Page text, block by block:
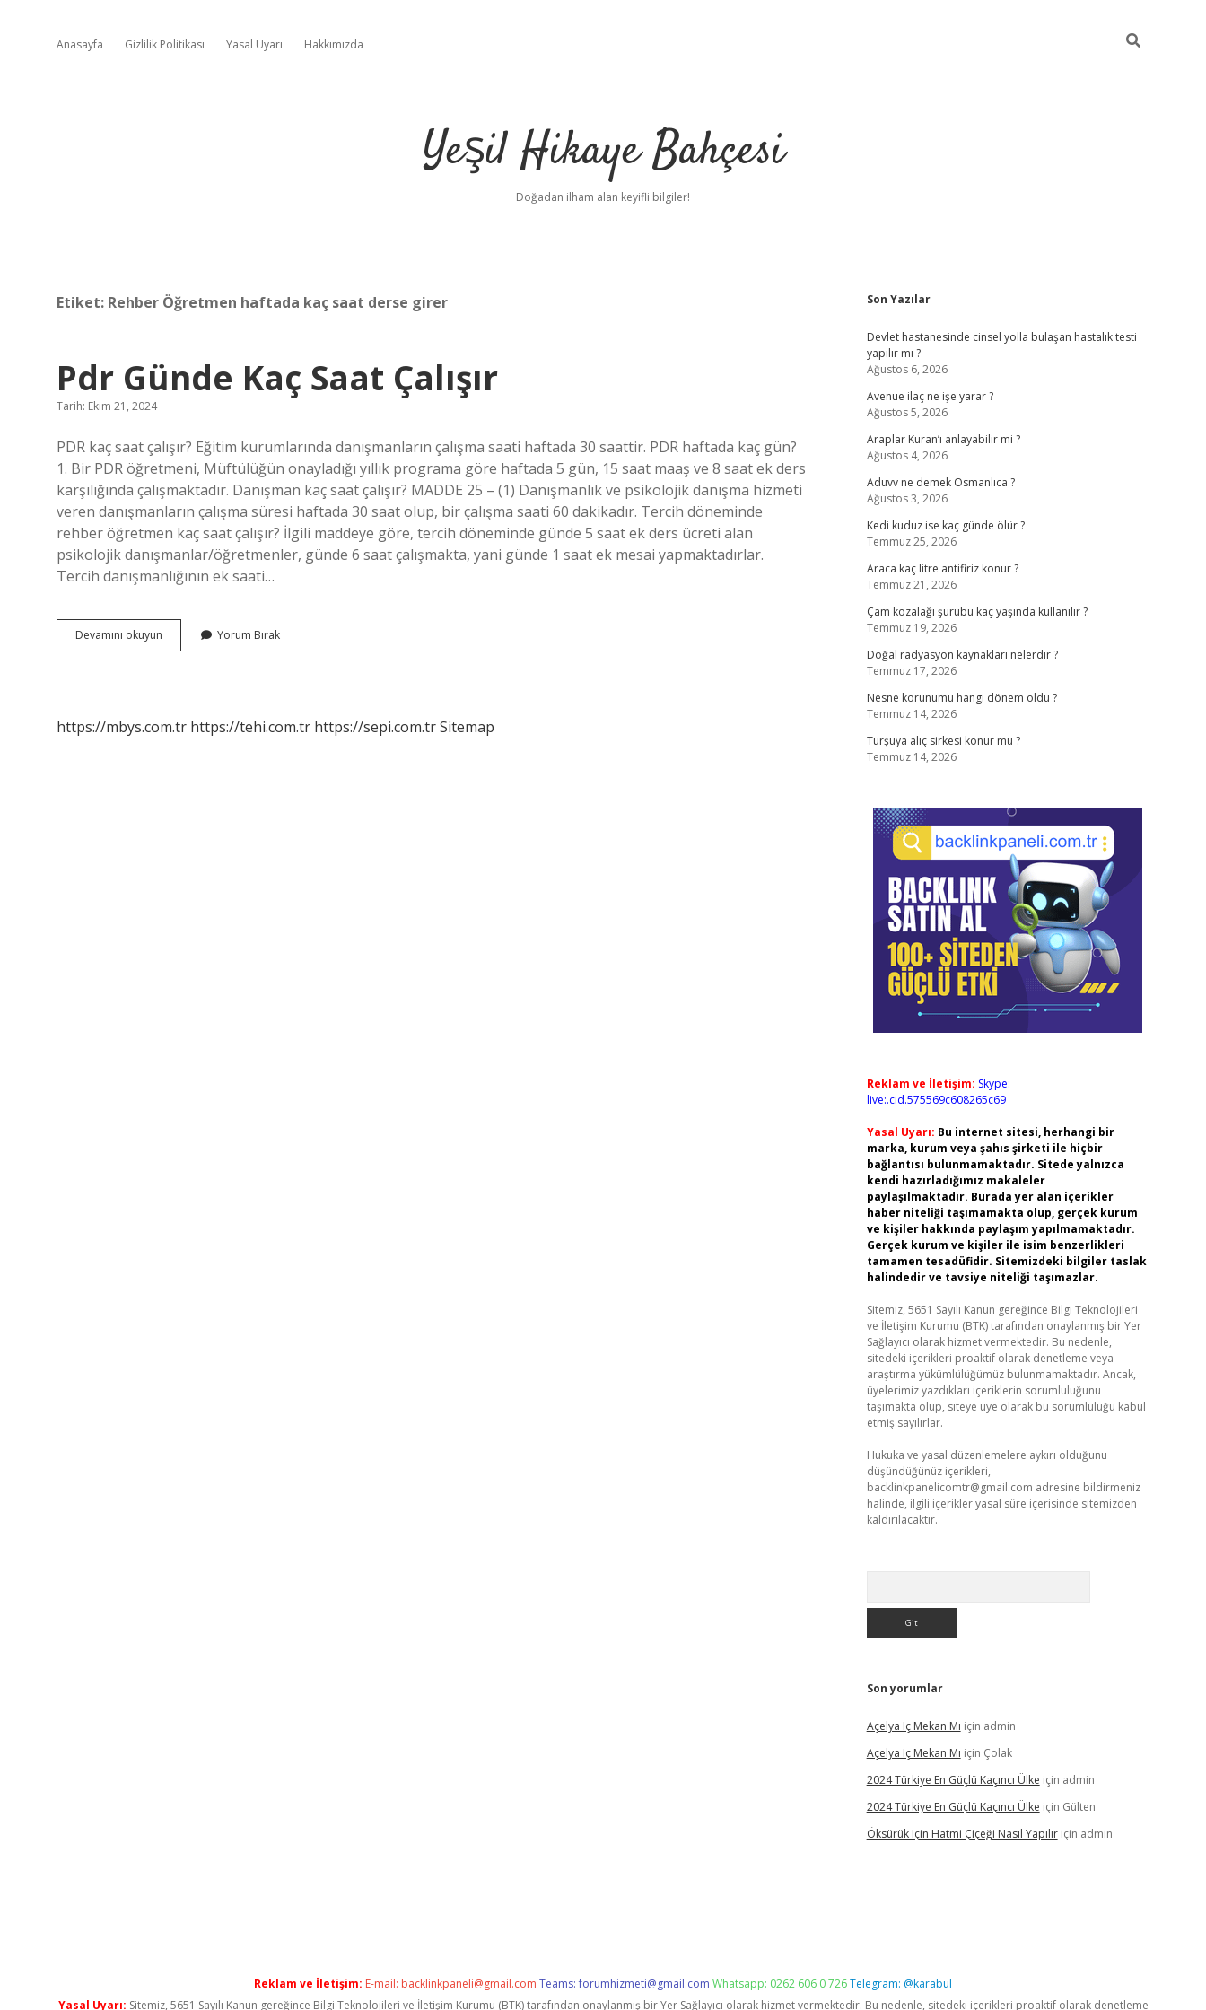
Anasayfa Gizlilik Politikası Yasal Uyarı Hakkımızda
Yeşil Hikaye Bahçesi
Doğadan ilham alan keyifli bilgiler!
Etiket: Rehber Öğretmen haftada kaç saat derse girer
Pdr Günde Kaç Saat Çalışır
Tarih: Ekim 21, 2024
PDR kaç saat çalışır? Eğitim kurumlarında danışmanların çalışma saati haftada 30 saattir. PDR haftada kaç gün?
1. Bir PDR öğretmeni, Müftülüğün onayladığı yıllık programa göre haftada 5 gün, 15 saat maaş ve 8 saat ek ders
karşılığında çalışmaktadır. Danışman kaç saat çalışır? MADDE 25 – (1) Danışmanlık ve psikolojik danışma hizmeti
veren danışmanların çalışma süresi haftada 30 saat olup, bir çalışma saati 60 dakikadır. Tercih döneminde
rehber öğretmen kaç saat çalışır? İlgili maddeye göre, tercih döneminde günde 5 saat ek ders ücreti alan
psikolojik danışmanlar/öğretmenler, günde 6 saat çalışmakta, yani günde 1 saat ek mesai yapmaktadırlar.
Tercih danışmanlığının ek saati…
Devamını okuyun
Günde
Yorum Bırak
https://mbys.com.tr https://tehi.com.tr https://sepi.com.trSitemap
Sidebar
Son Yazılar
Devlet hastanesinde cinsel yolla bulaşan hastalık testi
yapılır mı ?
Ağustos 6, 2026
Avenue ilaç ne işe yarar ?
Ağustos 5, 2026
Araplar Kuran’ı anlayabilir mi ?
Ağustos 4, 2026
Aduvv ne demek Osmanlıca ?
Ağustos 3, 2026
Kedi kuduz ise kaç günde ölür ?
Temmuz 25, 2026
Araca kaç litre antifiriz konur ?
Temmuz 21, 2026
Çam kozalağı şurubu kaç yaşında kullanılır ?
Temmuz 19, 2026
Doğal radyasyon kaynakları nelerdir ?
Temmuz 17, 2026
Nesne korunumu hangi dönem oldu ?
Temmuz 14, 2026
Turşuya alıç sirkesi konur mu ?
Temmuz 14, 2026
Reklam ve İletişim: Skype:
live:.cid.575569c608265c69
Yasal Uyarı: Bu internet sitesi, herhangi bir
marka, kurum veya şahıs şirketi ile hiçbir
bağlantısı bulunmamaktadır. Sitede yalnızca
kendi hazırladığımız makaleler
paylaşılmaktadır. Burada yer alan içerikler
haber niteliği taşımamakta olup, gerçek kurum
ve kişiler hakkında paylaşım yapılmamaktadır.
Gerçek kurum ve kişiler ile isim benzerlikleri
tamamen tesadüfidir. Sitemizdeki bilgiler taslak
halindedir ve tavsiye niteliği taşımazlar.
Sitemiz, 5651 Sayılı Kanun gereğince Bilgi Teknolojileri
ve İletişim Kurumu (BTK) tarafından onaylanmış bir Yer
Sağlayıcı olarak hizmet vermektedir. Bu nedenle,
sitedeki içerikleri proaktif olarak denetleme veya
araştırma yükümlülüğümüz bulunmamaktadır. Ancak,
üyelerimiz yazdıkları içeriklerin sorumluluğunu
taşımakta olup, siteye üye olarak bu sorumluluğu kabul
etmiş sayılırlar.
Hukuka ve yasal düzenlemelere aykırı olduğunu
düşündüğünüz içerikleri,
backlinkpanelicomtr@gmail.com adresine bildirmeniz
halinde, ilgili içerikler yasal süre içerisinde sitemizden
kaldırılacaktır.
Son yorumlar
Açelya Iç Mekan Mı için admin
Açelya Iç Mekan Mı için Çolak
2024 Türkiye En Güçlü Kaçıncı Ülke için admin
2024 Türkiye En Güçlü Kaçıncı Ülke için Gülten
Öksürük Için Hatmi Çiçeği Nasıl Yapılıriçin admin
Reklam ve İletişim: E-mail: backlinkpaneli@gmail.com Teams:forumhizmeti@gmail.com Whatsapp: 0262 606 0 726Telegram: @karabul
Yasal Uyarı: Sitemiz, 5651 Sayılı Kanun gereğince Bilgi Teknolojileri ve İletişim Kurumu (BTK) tarafından onaylanmış bir Yer Sağlayıcı olarak hizmet vermektedir. Bu nedenle, sitedeki içerikleri proaktif olarak denetleme